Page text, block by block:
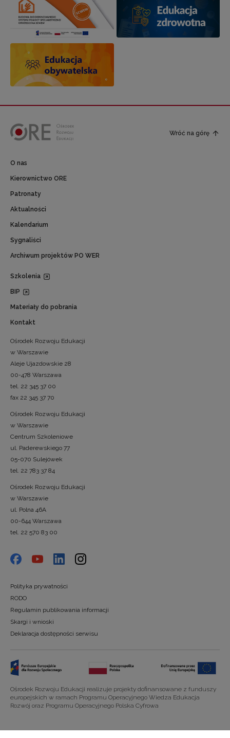
Wróć na górę
O nas
Kierownictwo ORE
Patronaty
Aktualności
Kalendarium
Sygnaliści
Archiwum projektów PO WER
Szkolenia
BIP
Materiały do pobrania
Kontakt
Ośrodek Rozwoju Edukacji
w Warszawie
Aleje Ujazdowskie 28
00-478 Warszawa
tel. 22 345 37 00
fax 22 345 37 70
Ośrodek Rozwoju Edukacji
w Warszawie
Centrum Szkoleniowe
ul. Paderewskiego 77
05-070 Sulejówek
tel. 22 783 37 84
Ośrodek Rozwoju Edukacji
w Warszawie
ul. Polna 46A
00-644 Warszawa
tel. 22 570 83 00
Polityka prywatności
RODO
Regulamin publikowania informacji
Skargi i wnioski
Deklaracja dostępności serwisu
Ośrodek Rozwoju Edukacji realizuje projekty dofinansowane z funduszy
europejskich w ramach Programu Operacyjnego Wiedza Edukacja
Rozwój oraz Programu Operacyjnego Polska Cyfrowa